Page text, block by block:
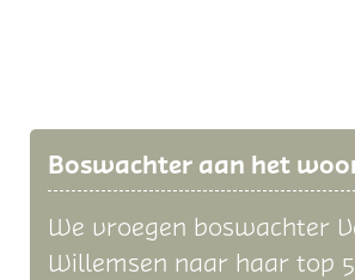
Boswachter aan het
We vroegen boswachter
Willemsen naar haar top 5